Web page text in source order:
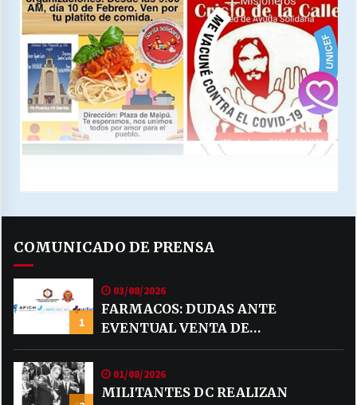
COMUNICADO DE PRENSA
1
03/08/2026
FARMACOS: DUDAS ANTE
EVENTUAL VENTA DE
MEDICAMENTOS POR MERCADO
LIBRE
01/08/2026
MILITANTES DC REALIZAN